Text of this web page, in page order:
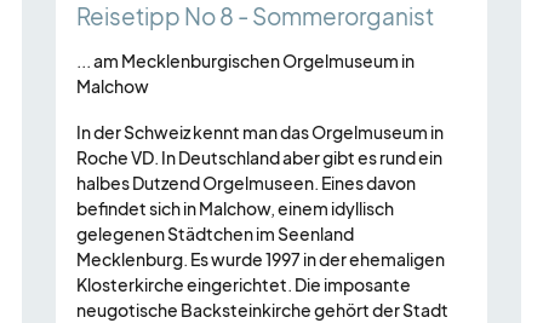
Reisetipp No 8 - Sommerorganist
... am Mecklenburgischen Orgelmuseum in
Malchow
In der Schweiz kennt man das Orgelmuseum in
Roche VD. In Deutschland aber gibt es rund ein
halbes Dutzend Orgelmuseen. Eines davon
befindet sich in Malchow, einem idyllisch
gelegenen Städtchen im Seenland
Mecklenburg. Es wurde 1997 in der ehemaligen
Klosterkirche eingerichtet. Die imposante
neugotische Backsteinkirche gehört der Stadt